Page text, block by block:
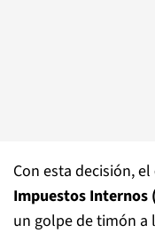
Con esta decisión, el
Impuestos Internos
un golpe de timón a